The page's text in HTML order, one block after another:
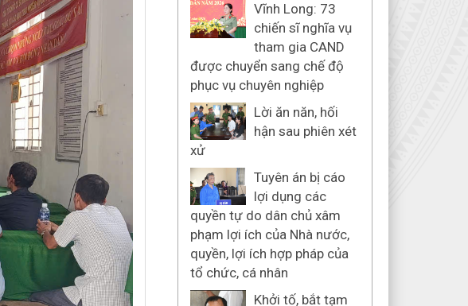
Vĩnh Long: 73
chiến sĩ nghĩa vụ
tham gia CAND
được chuyển sang chế độ
phục vụ chuyên nghiệp
Lời ăn năn, hối
hận sau phiên xét
xử
Tuyên án bị cáo
lợi dụng các
quyền tự do dân chủ xâm
phạm lợi ích của Nhà nước,
quyền, lợi ích hợp pháp của
tổ chức, cá nhân
Khởi tố, bắt tạm